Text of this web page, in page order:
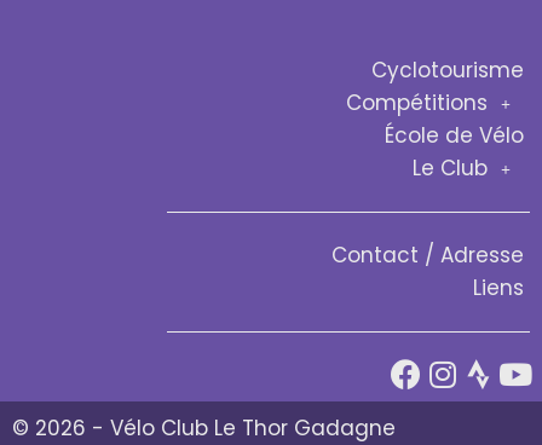
Cyclotourisme
Compétitions
École de Vélo
Le Club
Contact / Adresse
Liens
© 2026 - Vélo Club Le Thor Gadagne